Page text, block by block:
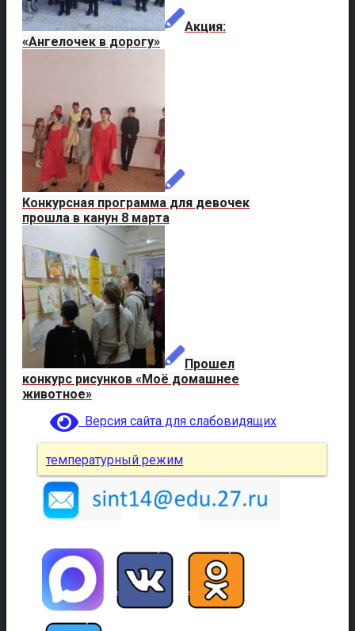
Акция:
«Ангелочек в дорогу»
Конкурсная программа для девочек
прошла в канун 8 марта
Прошел
конкурс рисунков «Моё домашнее
животное»
Версия сайта для слабовидящих
температурный режим